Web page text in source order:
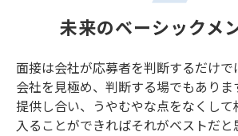
未来のベーシックメ
面接は会社が応募者を判断するだけ
会社を見極め、判断する場でもありま
提供し合い、うやむやな点をなくし
入ることができればそれがベストだと